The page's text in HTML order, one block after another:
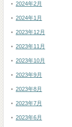
2024年2月
2024年1月
2023年12月
2023年11月
2023年10月
2023年9月
2023年8月
2023年7月
2023年6月